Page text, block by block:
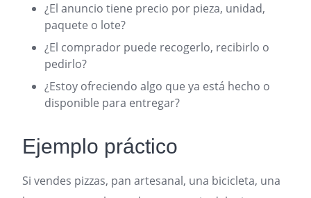
¿El anuncio tiene precio por pieza, unidad,
paquete o lote?
¿El comprador puede recogerlo, recibirlo o
pedirlo?
¿Estoy ofreciendo algo que ya está hecho o
disponible para entregar?
Ejemplo práctico
Si vendes pizzas, pan artesanal, una bicicleta, una